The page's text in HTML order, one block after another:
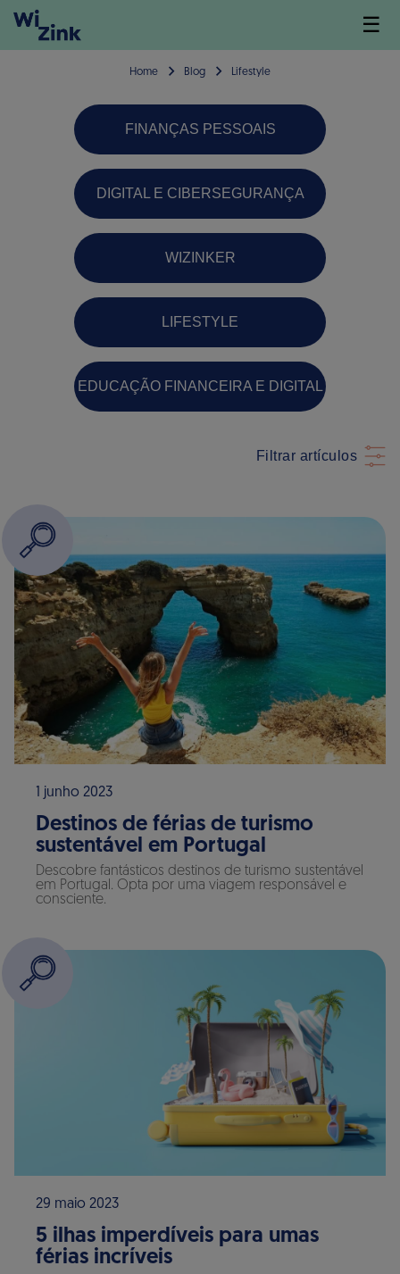
☰
Home Blog Lifestyle
FINANÇAS PESSOAIS
DIGITAL E CIBERSEGURANÇA
WIZINKER
LIFESTYLE
EDUCAÇÃO FINANCEIRA E DIGITAL
Filtrar artículos
1 junho 2023
Destinos de férias de turismo
sustentável em Portugal
Descobre fantásticos destinos de turismo sustentável
em Portugal. Opta por uma viagem responsável e
consciente.
29 maio 2023
5 ilhas imperdíveis para umas
férias incríveis